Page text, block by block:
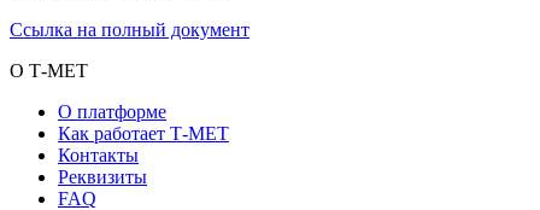
Ссылка на полный документ
О Т-МЕТ
О платформе
Как работает Т-МЕТ
Контакты
Реквизиты
FAQ